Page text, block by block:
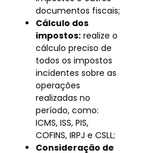
documentos fiscais;
Cálculo dos
impostos: realize o
cálculo preciso de
todos os impostos
incidentes sobre as
operações
realizadas no
período, como:
ICMS, ISS, PIS,
COFINS, IRPJ e CSLL;
Consideração de